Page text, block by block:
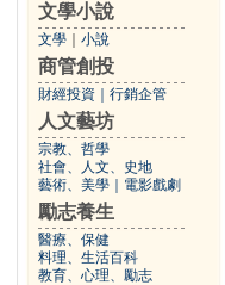
文學小說
文學 小說
商管創投
財經投資 行銷企管
人文藝坊
宗教、哲學
社會、人文、史地
藝術、美學
電影戲劇
勵志養生
醫療、保健
料理、生活百科
教育、心理、勵志